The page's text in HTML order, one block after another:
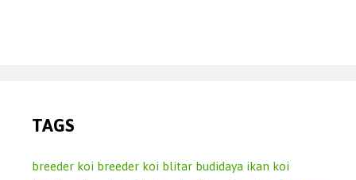
TAGS
breeder koi breeder koi blitar budidaya ikan koi